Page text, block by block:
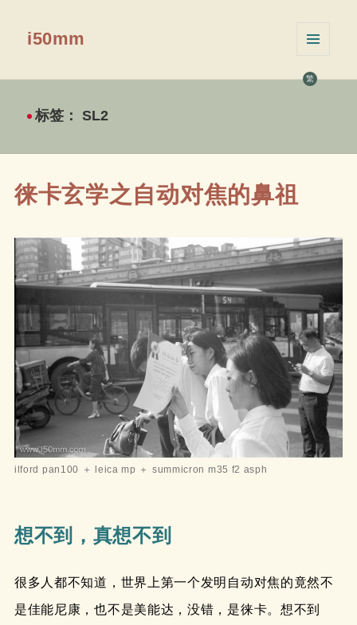
繁
i50mm
挂件
标签：SL2
徕卡玄学之自动对焦的鼻祖
ilford pan100 ＋ leica mp ＋ summicron m35 f2 asph
想不到，真想不到
很多人都不知道，世界上第一个发明自动对焦的竟然不
是佳能尼康，也不是美能达，没错，是徕卡。想不到